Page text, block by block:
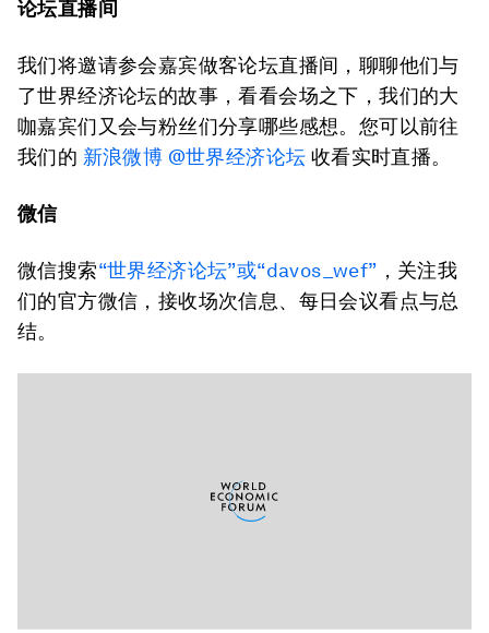
论坛直播间
我们将邀请参会嘉宾做客论坛直播间，聊聊他们与
了世界经济论坛的故事，看看会场之下，我们的大
咖嘉宾们又会与粉丝们分享哪些感想。您可以前往
我们的 新浪微博 @世界经济论坛 收看实时直播。
微信
微信搜索“世界经济论坛”或“davos_wef” ，关注我
们的官方微信，接收场次信息、每日会议看点与总
结。